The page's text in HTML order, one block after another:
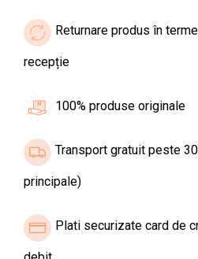
Returnare produs în
recepție
100% produse originale
Transport gratuit peste
principale)
Plati securizate card de